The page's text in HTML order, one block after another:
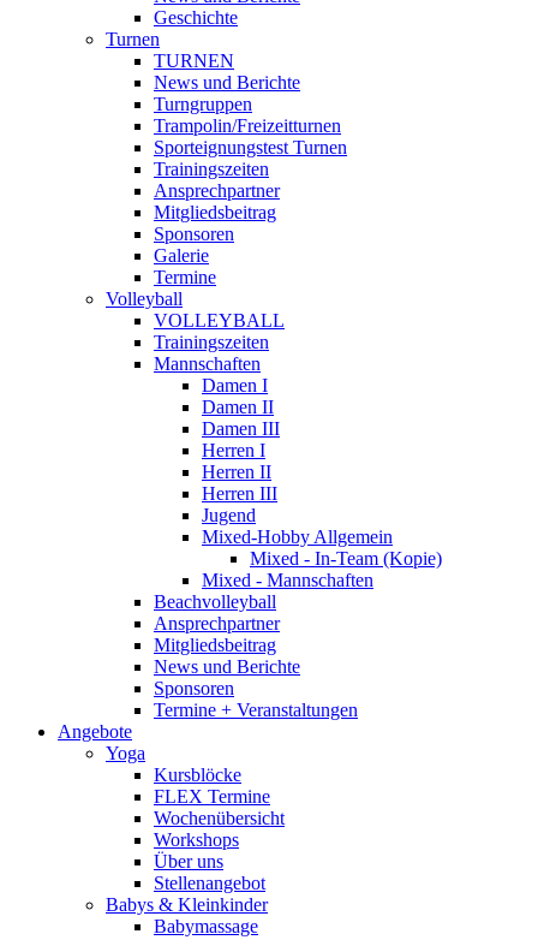
Geschichte
Turnen
TURNEN
News und Berichte
Turngruppen
Trampolin/Freizeitturnen
Sporteignungstest Turnen
Trainingszeiten
Ansprechpartner
Mitgliedsbeitrag
Sponsoren
Galerie
Termine
Volleyball
VOLLEYBALL
Trainingszeiten
Mannschaften
Damen I
Damen II
Damen III
Herren I
Herren II
Herren III
Jugend
Mixed-Hobby Allgemein
Mixed - In-Team (Kopie)
Mixed - Mannschaften
Beachvolleyball
Ansprechpartner
Mitgliedsbeitrag
News und Berichte
Sponsoren
Termine + Veranstaltungen
Angebote
Yoga
Kursblöcke
FLEX Termine
Wochenübersicht
Workshops
Über uns
Stellenangebot
Babys & Kleinkinder
Babymassage